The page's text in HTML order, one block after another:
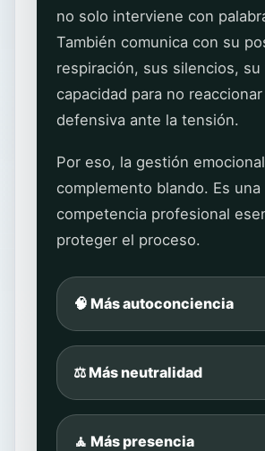
no solo interviene con
También comunica con su
respiración, sus silencios,
capacidad para no
defensiva ante la tensión.
Por eso, la gestión
complemento blando. Es una
competencia profesional
proteger el proceso.
🧠 Más autoconciencia
⚖️ Más neutralidad
🧘 Más presencia